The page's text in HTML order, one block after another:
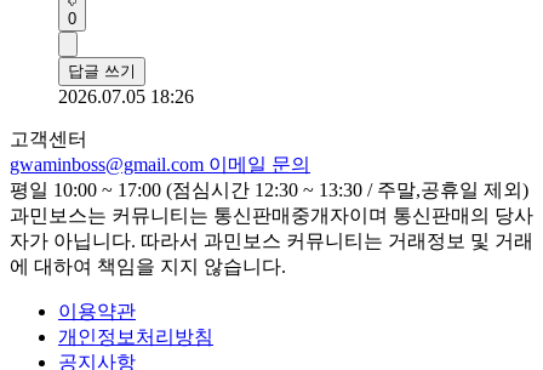
0
답글 쓰기
2026.07.05 18:26
고객센터
gwaminboss@gmail.com 이메일 문의
평일 10:00 ~ 17:00 (점심시간 12:30 ~ 13:30 / 주말,공휴일 제외)
과민보스는 커뮤니티는 통신판매중개자이며 통신판매의 당사
자가 아닙니다. 따라서 과민보스 커뮤니티는 거래정보 및 거래
에 대하여 책임을 지지 않습니다.
이용약관
개인정보처리방침
공지사항